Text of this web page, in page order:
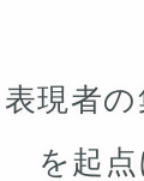
表現者
を起